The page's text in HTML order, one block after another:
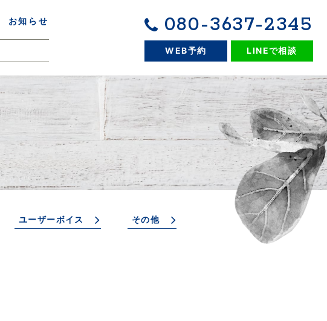
お知らせ 080-3637-2345
WEB予約 LINEで相談
ユーザーボイス その他